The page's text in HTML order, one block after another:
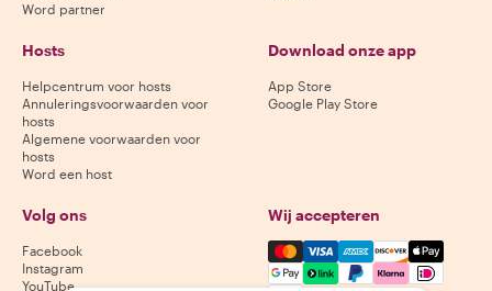
Word partner
Hosts
Helpcentrum voor hosts
Annuleringsvoorwaarden voor
hosts
Algemene voorwaarden voor
hosts
Word een host
Download onze app
App Store
Google Play Store
Volg ons
Facebook
Instagram
YouTube
Wij accepteren
Mastercard, Visa, Amex,